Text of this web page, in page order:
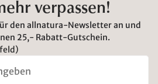
verpassen!
den allnatura-Newsletter an und
25,- Rabatt-Gutschein.